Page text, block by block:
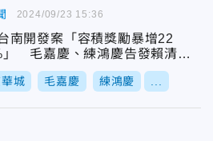
南開發案「容積獎勵暴增22
」 毛嘉慶、練鴻慶告發賴清德
城 毛嘉慶 練鴻慶
2024/09/23 15:36